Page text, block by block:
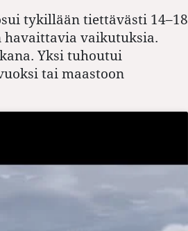
tykillään tiettävästi 14–18
havaittavia vaikutuksia.
Yksi tuhoutui
tai maastoon